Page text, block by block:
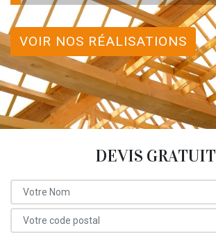
VOIR NOS RÉALISATIONS
DEVIS GRATUIT